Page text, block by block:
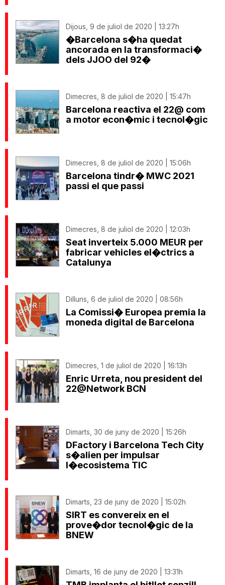
Dijous, 9 de juliol de 2020 | 13:27h
�Barcelona s�ha quedat
ancorada en la transformaci�
dels JJOO del 92�
Dimecres, 8 de juliol de 2020 | 15:47h
Barcelona reactiva el 22@ com
a motor econ�mic i tecnol�gic
Dimecres, 8 de juliol de 2020 | 15:06h
Barcelona tindr� MWC 2021
passi el que passi
Dimecres, 8 de juliol de 2020 | 12:03h
Seat inverteix 5.000 MEUR per
fabricar vehicles el�ctrics a
Catalunya
Dilluns, 6 de juliol de 2020 | 08:56h
La Comissi� Europea premia la
moneda digital de Barcelona
Dimecres, 1 de juliol de 2020 | 16:13h
Enric Urreta, nou president del
22@Network BCN
Dimarts, 30 de juny de 2020 | 15:26h
DFactory i Barcelona Tech City
s�alien per impulsar
l�ecosistema TIC
Dimarts, 23 de juny de 2020 | 15:02h
SIRT es convereix en el
prove�dor tecnol�gic de la
BNEW
Dimarts, 16 de juny de 2020 | 13:31h